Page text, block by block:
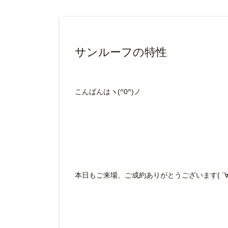
サンルーフの特性
こんばんはヽ(^0^)ノ
本日もご来場、ご成約ありがとうございます(